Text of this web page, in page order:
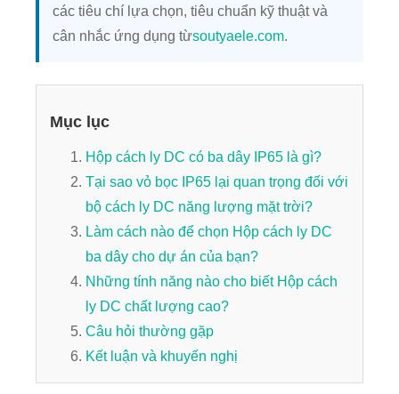
các tiêu chí lựa chọn, tiêu chuẩn kỹ thuật và
cân nhắc ứng dụng từsoutyaele.com.
Mục lục
Hộp cách ly DC có ba dây IP65 là gì?
Tại sao vỏ bọc IP65 lại quan trọng đối với
bộ cách ly DC năng lượng mặt trời?
Làm cách nào để chọn Hộp cách ly DC
ba dây cho dự án của bạn?
Những tính năng nào cho biết Hộp cách
ly DC chất lượng cao?
Câu hỏi thường gặp
Kết luận và khuyến nghị